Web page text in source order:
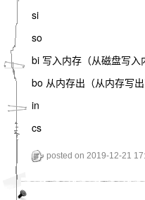
si
so
bi 写入内存（从磁盘写入
bo 从内存出（从内存写
in
cs
posted on2019-12-21